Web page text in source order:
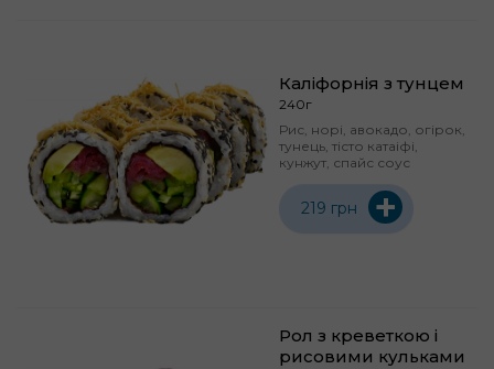
Каліфорнія з тунцем
240г
Рис, норі, авокадо, огірок,
тунець, тісто катаіфі,
кунжут, спайс соус
219 грн +
Рол з креветкою і
рисовими кульками